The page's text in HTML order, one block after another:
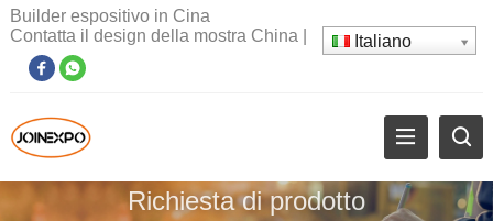
Builder espositivo in Cina
Contatta il design della mostra China
Italiano
Richiesta di prodotto